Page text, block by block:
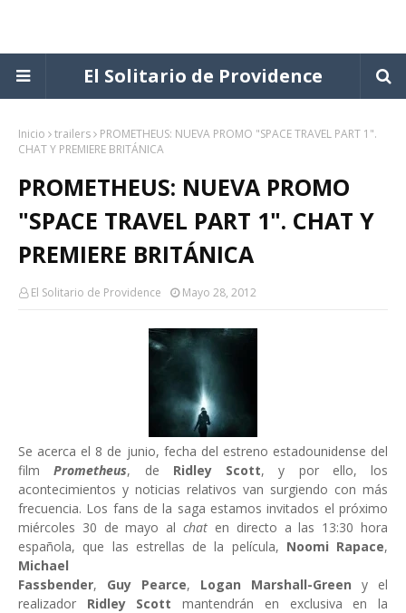
El Solitario de Providence
Inicio trailers
PROMETHEUS: NUEVA PROMO "SPACE TRAVEL PART 1".
CHAT Y PREMIERE BRITÁNICA
PROMETHEUS: NUEVA PROMO
"SPACE TRAVEL PART 1". CHAT Y
PREMIERE BRITÁNICA
El Solitario de Providence Mayo 28, 2012
Se acerca el 8 de junio, fecha del estreno estadounidense del
filmPrometheus, de Ridley Scott, y por ello, los
acontecimientos y noticias relativos van surgiendo con más
frecuencia. Los fans de la saga estamos invitados el próximo
miércoles 30 de mayo alchat en directo a las 13:30 hora
española, que las estrellas de la película, Noomi Rapace,
Michael
Fassbender, Guy Pearce, Logan Marshall-Green y el
realizador Ridley Scottmantendrán en exclusiva en la